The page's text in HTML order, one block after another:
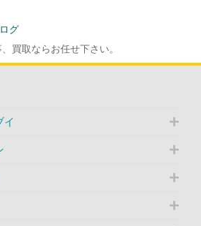
グ
買取ならお任せ下さい。
イ